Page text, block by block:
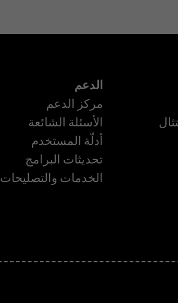
الدعم
مركز الدعم
الأسئلة الشائعة
أدلّة المستخدم
تحديثات البرامج
الخدمات والتصليحات